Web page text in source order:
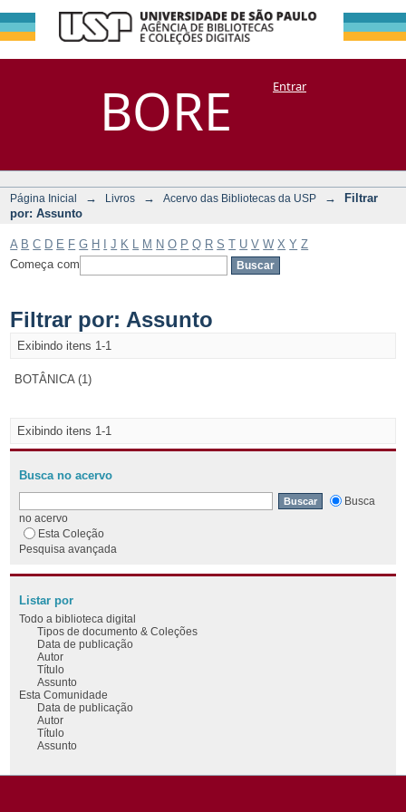
BORE
Filtrar por:
Assunto
DSpace/Manakin + CoriscoEntrar
Página Inicial → Livros → Acervo das Bibliotecas da USP →
Filtrar
por: Assunto
A B C D E F G H J K M N O P Q R S T U V W X Y Z
Começa com
Filtrar por: Assunto
Exibindo itens 1-1
BOTÂNICA (1)
Exibindo itens 1-1
Busca no acervo
Busca
no acervo
Esta Coleção
Pesquisa avançada
Listar por
Todo a biblioteca digital
Tipos de documento & Coleções
Data de publicação
Autor
Título
Assunto
Esta Comunidade
Data de publicação
Autor
Título
Assunto